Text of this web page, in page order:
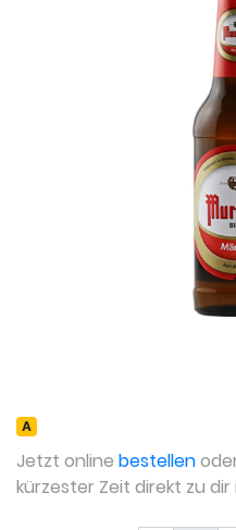
А
Jetzt online bestellen
kürzester Zeit direkt zu dir